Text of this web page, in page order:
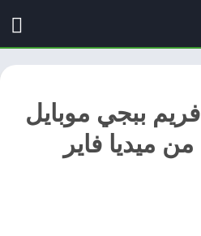
تحميل ملف 90 فريم ببجي موبايل